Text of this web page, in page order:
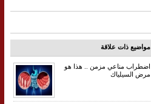
مواضيع ذات علاقة
اضطراب مناعي مزمن .. هذا هو
مرض السيلياك